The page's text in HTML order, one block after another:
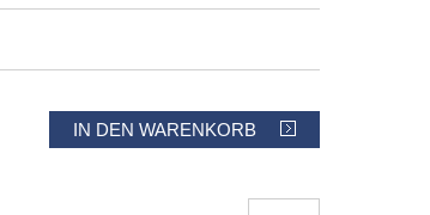
IN DEN WARENKORB